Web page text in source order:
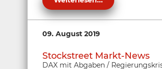
09. August 2019
Stockstreet Markt-News
DAX mit Abgaben /